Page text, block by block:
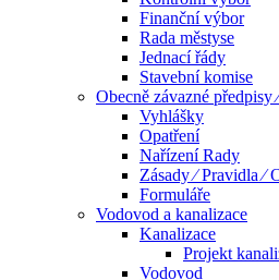
Finanční výbor
Rada městyse
Jednací řády
Stavební komise
Obecně závazné předpisy
Vyhlášky
Opatření
Nařízení Rady
Zásady ⁄ Pravidla ⁄
Formuláře
Vodovod a kanalizace
Kanalizace
Projekt
Vodovod